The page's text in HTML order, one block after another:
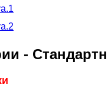
-